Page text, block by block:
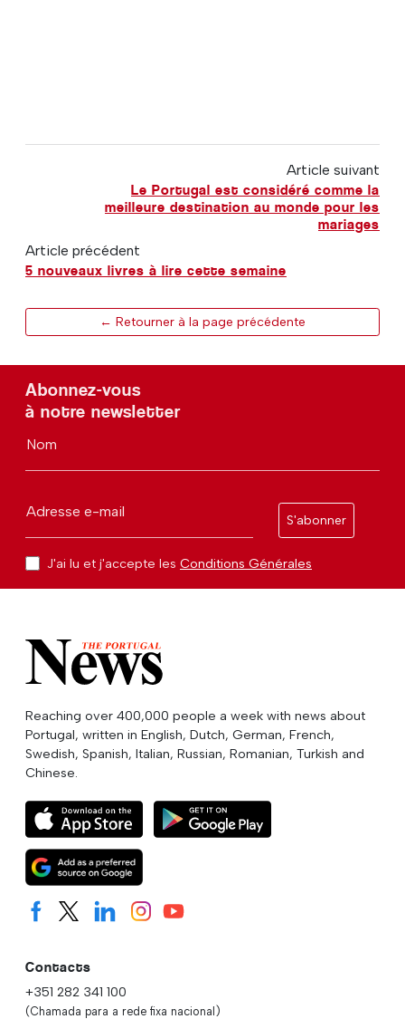
Article suivant
Le Portugal est considéré comme la
meilleure destination au monde pour les
mariages
Article précédent
5 nouveaux livres à lire cette semaine
← Retourner à la page précédente
Abonnez-vous
à notre newsletter
Nom
Adresse e-mail
S'abonner
J'ai lu et j'accepte les Conditions Générales
Reaching over 400,000 people a week with news about
Portugal, written in English, Dutch, German, French,
Swedish, Spanish, Italian, Russian, Romanian, Turkish and
Chinese.
Contacts
+351 282 341 100
(Chamada para a rede fixa nacional)